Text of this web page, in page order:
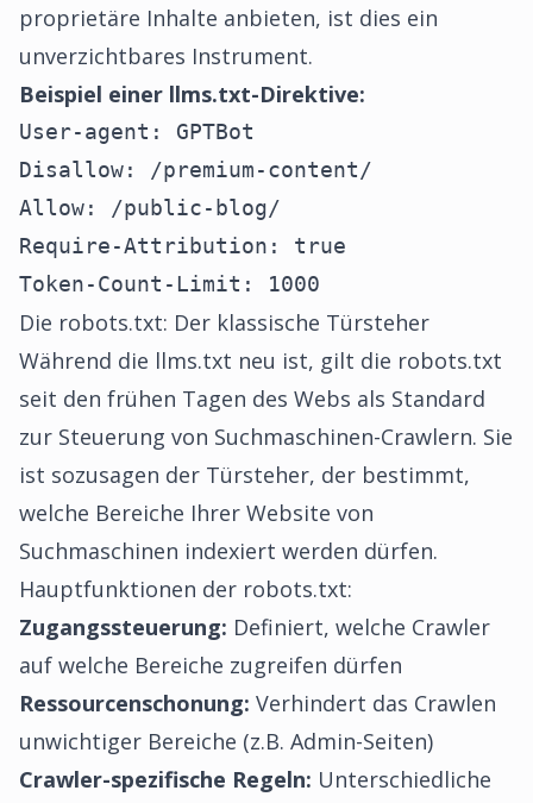
proprietäre Inhalte anbieten, ist dies ein
unverzichtbares Instrument.
Beispiel einer llms.txt-Direktive:
User-agent: GPTBot
Disallow: /premium-content/
Allow: /public-blog/
Require-Attribution: true
Token-Count-Limit: 1000
Die robots.txt: Der klassische Türsteher
Während die llms.txt neu ist, gilt die robots.txt
seit den frühen Tagen des Webs als Standard
zur Steuerung von Suchmaschinen-Crawlern. Sie
ist sozusagen der Türsteher, der bestimmt,
welche Bereiche Ihrer Website von
Suchmaschinen indexiert werden dürfen.
Hauptfunktionen der robots.txt:
Zugangssteuerung: Definiert, welche Crawler
auf welche Bereiche zugreifen dürfen
Ressourcenschonung: Verhindert das Crawlen
unwichtiger Bereiche (z.B. Admin-Seiten)
Crawler-spezifische Regeln: Unterschiedliche